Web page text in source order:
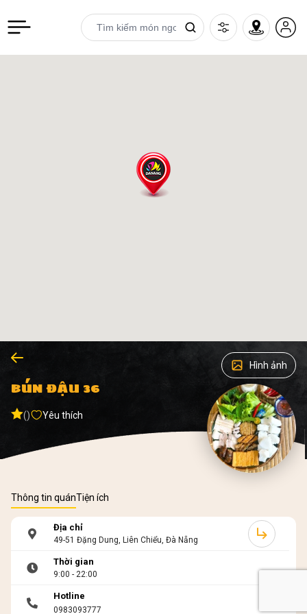
Hình ảnh
BÚN ĐẬU 36
() Yêu thích
Thông tin quánTiện ích
Địa chỉ
49-51 Đặng Dung, Liên Chiểu, Đà Nẵng
Thời gian
9:00 - 22:00
Hotline
0983093777